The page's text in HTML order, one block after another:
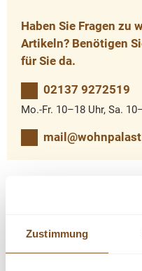
Zustimmung
Haben Sie Fragen zu
Artikeln? Benötigen
für Sie da.
02137 9272519
Mo.-Fr. 10–18 Uhr, Sa.
cm aus Teakholz"